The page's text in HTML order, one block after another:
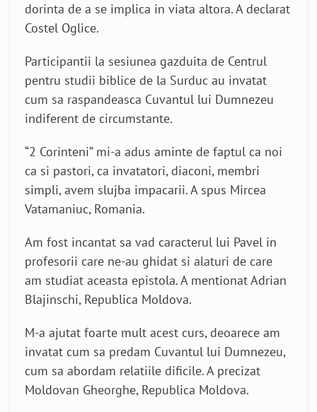
dorinta de a se implica in viata altora. A declarat
Costel Oglice.
Participantii la sesiunea gazduita de Centrul
pentru studii biblice de la Surduc au invatat
cum sa raspandeasca Cuvantul lui Dumnezeu
indiferent de circumstante.
“2 Corinteni” mi-a adus aminte de faptul ca noi
ca si pastori, ca invatatori, diaconi, membri
simpli, avem slujba impacarii. A spus Mircea
Vatamaniuc, Romania.
Am fost incantat sa vad caracterul lui Pavel in
profesorii care ne-au ghidat si alaturi de care
am studiat aceasta epistola. A mentionat Adrian
Blajinschi, Republica Moldova.
M-a ajutat foarte mult acest curs, deoarece am
invatat cum sa predam Cuvantul lui Dumnezeu,
cum sa abordam relatiile dificile. A precizat
Moldovan Gheorghe, Republica Moldova.